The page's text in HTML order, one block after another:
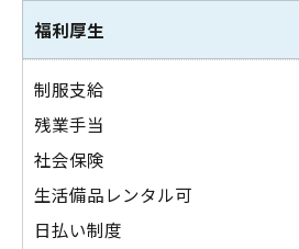
福利厚生
制服支給
残業手当
社会保険
生活備品レンタル可
日払い制度